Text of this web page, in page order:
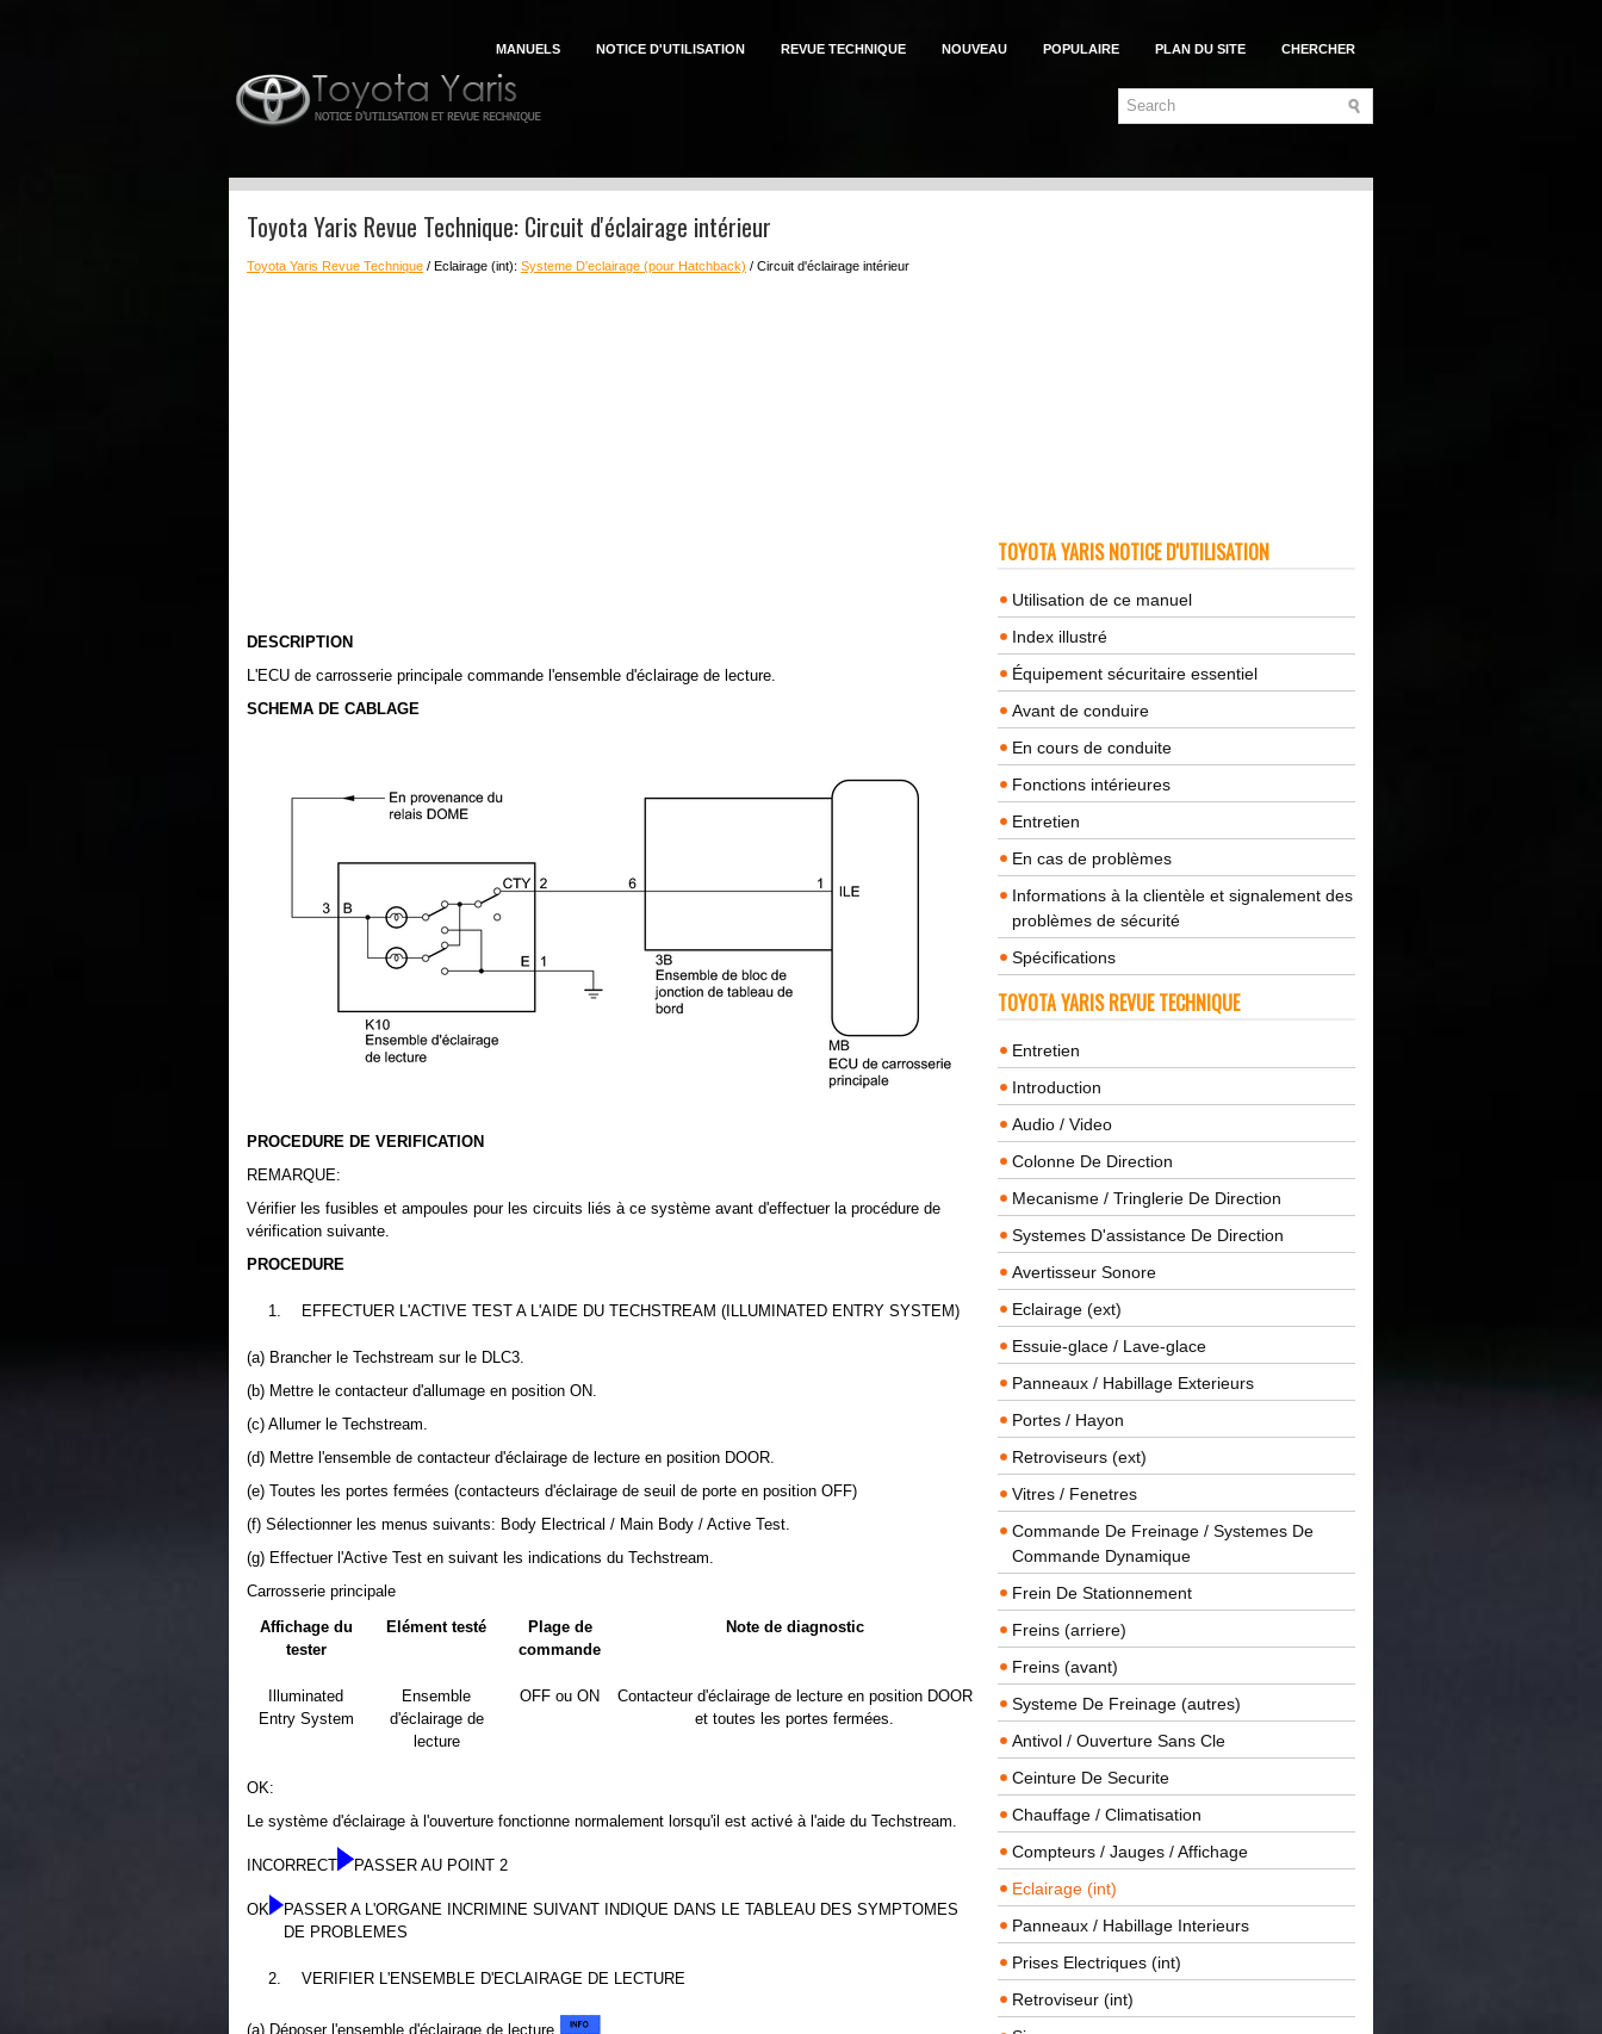
MANUELS NOTICE D'UTILISATION REVUE TECHNIQUE NOUVEAU POPULAIRE PLAN DU SITE CHERCHER
Toyota Yaris Revue Technique: Circuit d'éclairage intérieur
Toyota Yaris Revue Technique / Eclairage (int): Systeme D'eclairage (pour Hatchback) / Circuit d'éclairage intérieur
DESCRIPTION
L'ECU de carrosserie principale commande l'ensemble d'éclairage de lecture.
SCHEMA DE CABLAGE
PROCEDURE DE VERIFICATION
REMARQUE:
Vérifier les fusibles et ampoules pour les circuits liés à ce système avant d'effectuer la procédure de
vérification suivante.
PROCEDURE
1. EFFECTUER L'ACTIVE TEST A L'AIDE DU TECHSTREAM (ILLUMINATED ENTRY SYSTEM)
(a) Brancher le Techstream sur le DLC3.
(b) Mettre le contacteur d'allumage en position ON.
(c) Allumer le Techstream.
(d) Mettre l'ensemble de contacteur d'éclairage de lecture en position DOOR.
(e) Toutes les portes fermées (contacteurs d'éclairage de seuil de porte en position OFF)
(f) Sélectionner les menus suivants: Body Electrical / Main Body / Active Test.
(g) Effectuer l'Active Test en suivant les indications du Techstream.
Carrosserie principale
Affichage du
tester
Elément testé
Plage de
commande
Note de diagnostic
Illuminated
Entry System
Ensemble
d'éclairage de
lecture
OFF ou ON
Contacteur d'éclairage de lecture en position DOOR
et toutes les portes fermées.
OK:
Le système d'éclairage à l'ouverture fonctionne normalement lorsqu'il est activé à l'aide du Techstream.
INCORRECT PASSER AU POINT 2
OK
PASSER A L'ORGANE INCRIMINE SUIVANT INDIQUE DANS LE TABLEAU DES SYMPTOMES
DE PROBLEMES
2. VERIFIER L'ENSEMBLE D'ECLAIRAGE DE LECTURE
(a) Déposer l'ensemble d'éclairage de lecture .
TOYOTA YARIS NOTICE D'UTILISATION
Utilisation de ce manuel
Index illustré
Équipement sécuritaire essentiel
Avant de conduire
En cours de conduite
Fonctions intérieures
Entretien
En cas de problèmes
Informations à la clientèle et signalement des
problèmes de sécurité
Spécifications
TOYOTA YARIS REVUE TECHNIQUE
Entretien
Introduction
Audio / Video
Colonne De Direction
Mecanisme / Tringlerie De Direction
Systemes D'assistance De Direction
Avertisseur Sonore
Eclairage (ext)
Essuie-glace / Lave-glace
Panneaux / Habillage Exterieurs
Portes / Hayon
Retroviseurs (ext)
Vitres / Fenetres
Commande De Freinage / Systemes De
Commande Dynamique
Frein De Stationnement
Freins (arriere)
Freins (avant)
Systeme De Freinage (autres)
Antivol / Ouverture Sans Cle
Ceinture De Securite
Chauffage / Climatisation
Compteurs / Jauges / Affichage
Eclairage (int)
Panneaux / Habillage Interieurs
Prises Electriques (int)
Retroviseur (int)